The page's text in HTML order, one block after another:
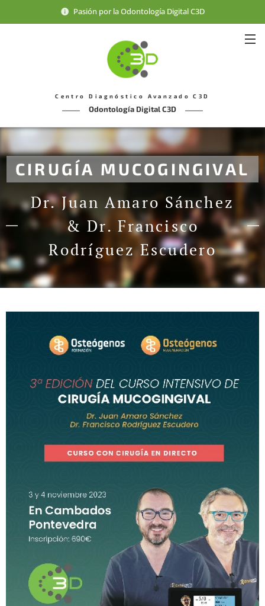
Pasión por la Odontología Digital C3D
Centro Diagnóstico Avanzado C3D
Odontología Digital C3D
CIRUGÍA MUCOGINGIVAL
Dr. Juan Amaro Sánchez
& Dr. Francisco
Rodríguez Escudero